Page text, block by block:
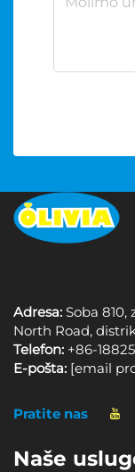
Adresa: Soba 810,
North Road,
Telefon: +86-
E-pošta: [email
Pratite nas
Naše